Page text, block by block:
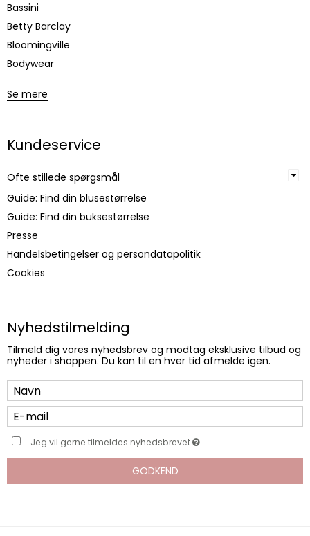
Bassini
Betty Barclay
Bloomingville
Bodywear
Se mere
Kundeservice
Ofte stillede spørgsmål
Guide: Find din blusestørrelse
Guide: Find din buksestørrelse
Presse
Handelsbetingelser og persondatapolitik
Cookies
Nyhedstilmelding
Tilmeld dig vores nyhedsbrev og modtag eksklusive tilbud og
nyheder i shoppen. Du kan til en hver tid afmelde igen.
Jeg vil gerne tilmeldes nyhedsbrevet
GODKEND